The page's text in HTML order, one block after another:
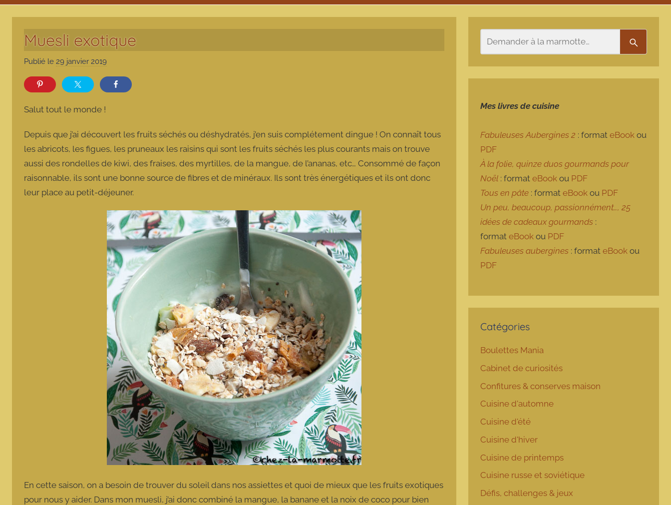
Muesli exotique
Publié le 29 janvier 2019
m
o
t
t
e
Salut tout le monde !
Depuis que j’ai découvert les fruits séchés ou déshydratés, j’en suis complétement dingue ! On connaît tous
les abricots, les figues, les pruneaux les raisins qui sont les fruits séchés les plus courants mais on trouve
aussi des rondelles de kiwi, des fraises, des myrtilles, de la mangue, de l’ananas, etc… Consommé de façon
raisonnable, ils sont une bonne source de fibres et de minéraux. Ils sont très énergétiques et ils ont donc
leur place au petit-déjeuner.
En cette saison, on a besoin de trouver du soleil dans nos assiettes et quoi de mieux que les fruits exotiques
pour nous y aider. Dans mon muesli, j’ai donc combiné la mangue, la banane et la noix de coco pour bien
Mes livres de cuisine
Fabuleuses Aubergines 2 : formateBook ou
PDF
À la folie, quinze duos gourmands pour
Noël : formateBook ou PDF
Tous en pâte : formateBook ou PDF
Un peu, beaucoup, passionnément…, 25
idées de cadeaux gourmands :
formateBook ou PDF
Fabuleuses aubergines : formateBook ou
PDF
Catégories
Boulettes Mania
Cabinet de curiosités
Confitures & conserves maison
Cuisine d'automne
Cuisine d'été
Cuisine d'hiver
Cuisine de printemps
Cuisine russe et soviétique
Défis, challenges & jeux